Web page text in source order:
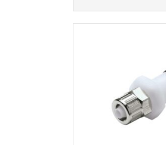
IN DEN
WARENKORB